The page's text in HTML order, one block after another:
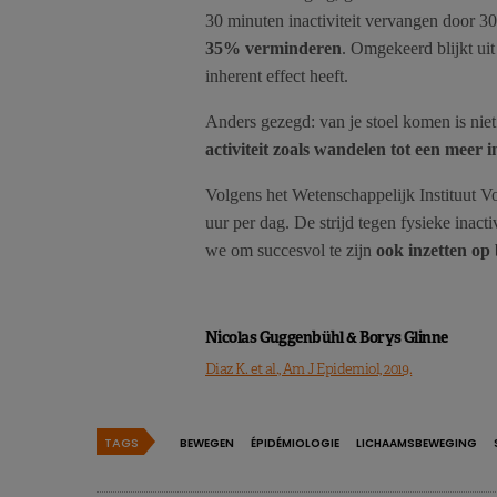
30 minuten inactiviteit vervangen door
35% verminderen. Omgekeerd blijkt uit
inherent effect heeft.
Anders gezegd: van je stoel komen is
activiteit zoals wandelen tot een meer
Volgens het Wetenschappelijk Instituut
uur per dag. De strijd tegen fysieke
we om succesvol te zijn ook inzetten op
Nicolas Guggenbühl & Borys Glinne
Diaz K. et al., Am J Epidemiol, 2019.
TAGS BEWEGEN ÉPIDÉMIOLOGIE LICHAAMSBEWEGING